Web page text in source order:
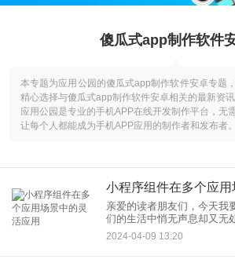
傻瓜式app制作软件
本专题为应用公园的傻瓜式app制作软件安卓专题
精心选择与傻瓜式app制作软件安卓相关的最新资讯
应用公园是专业的手机APP在线开发制作平台，无
让每个人都能成为手机APP应用的制作者和发布者。
小程序组件在多个应用
亲爱的读者朋友们，今天我
们的生活中悄无声息却又无
程序组件。现在，无论是点
柔软的地铁，还是逛街买衣
2024-04-09 13:20